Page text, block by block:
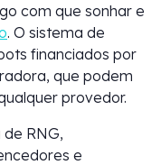
com que sonhar e
. O sistema de
financiados por
que podem
provedor.
RNG,
e